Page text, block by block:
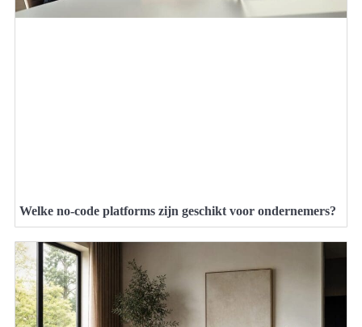
Welke no-code platforms zijn geschikt voor ondernemers?